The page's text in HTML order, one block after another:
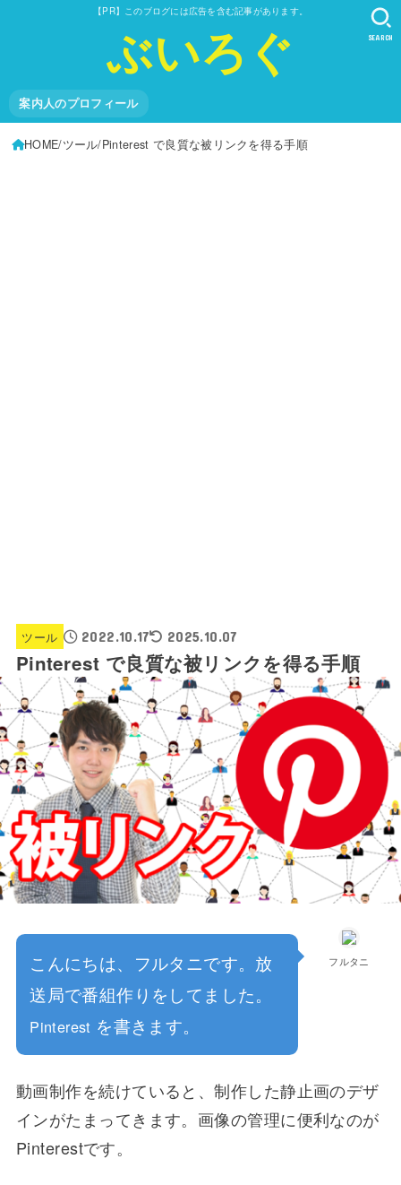
【PR】このブログには広告を含む記事があります。
ぶいろぐ
案内人のプロフィール
SEARCH
HOME ツール Pinterest で良質な被リンクを得る手順
ツール 2022.10.17 2025.10.07
Pinterest で良質な被リンクを得る手順
フルタニ
こんにちは、フルタニです。放
送局で番組作りをしてました。
Pinterest を書きます。
動画制作を続けていると、制作した静止画のデザ
インがたまってきます。画像の管理に便利なのが
Pinterestです。